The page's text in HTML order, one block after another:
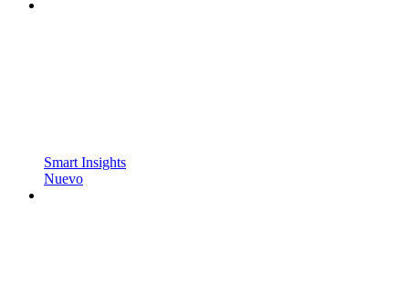
Smart Insights
Nuevo